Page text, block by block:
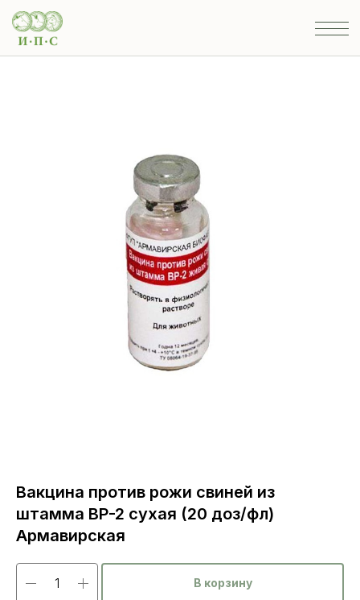
Вакцина против рожи свиней из
штамма ВР-2 сухая (20 доз/фл)
Армавирская
В корзину